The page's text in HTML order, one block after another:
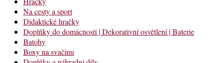
Na cesty a sport
Didaktické hračky
Doplňky do domácnosti | Dekorativní osvětlení | Baterie
Batohy
Boxy na svačinu